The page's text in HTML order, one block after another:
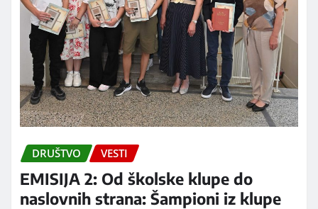
DRUŠTVO VESTI
EMISIJA 2: Od školske klupe do
naslovnih strana: Šampioni iz klupe